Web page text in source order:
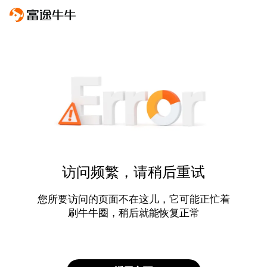
访问频繁，请稍后重试
您所要访问的页面不在这儿，它可能正忙着
刷牛牛圈，稍后就能恢复正常